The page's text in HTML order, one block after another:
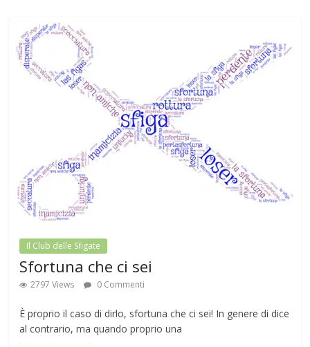
Il Club delle Sfigate
Sfortuna che ci sei
2797 Views 0 Commenti
È proprio il caso di dirlo, sfortuna che ci sei! In genere di dice
al contrario, ma quando proprio una